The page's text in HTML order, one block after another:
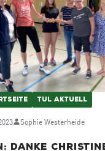
TUL AKTUELL
Sophie Westerheide
Danke